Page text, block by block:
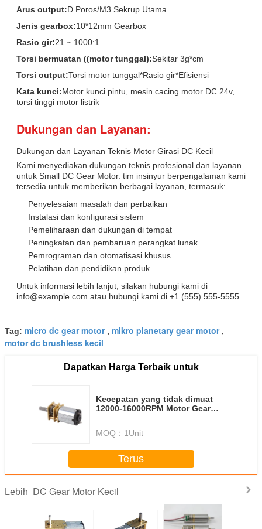
Arus output:D Poros/M3 Sekrup Utama
Jenis gearbox:10*12mm Gearbox
Rasio gir:21 ~ 1000:1
Torsi bermuatan ((motor tunggal):Sekitar 3g*cm
Torsi output:Torsi motor tunggal*Rasio gir*Efisiensi
Kata kunci:Motor kunci pintu, mesin cacing motor DC 24v,
torsi tinggi motor listrik
Dukungan dan Layanan:
Dukungan dan Layanan Teknis Motor Girasi DC Kecil
Kami menyediakan dukungan teknis profesional dan layanan
untuk Small DC Gear Motor. tim insinyur berpengalaman kami
tersedia untuk memberikan berbagai layanan, termasuk:
Penyelesaian masalah dan perbaikan
Instalasi dan konfigurasi sistem
Pemeliharaan dan dukungan di tempat
Peningkatan dan pembaruan perangkat lunak
Pemrograman dan otomatisasi khusus
Pelatihan dan pendidikan produk
Untuk informasi lebih lanjut, silakan hubungi kami di
info@example.com atau hubungi kami di +1 (555) 555-5555.
Tag: micro dc gear motor, mikro planetary gear motor,
motor dc brushless kecil
Dapatkan Harga Terbaik untuk
Kecepatan yang tidak dimuat
12000-16000RPM Motor Gear
MOQ： 1Unit
Terus
Lebih DC Gear Motor Kecil